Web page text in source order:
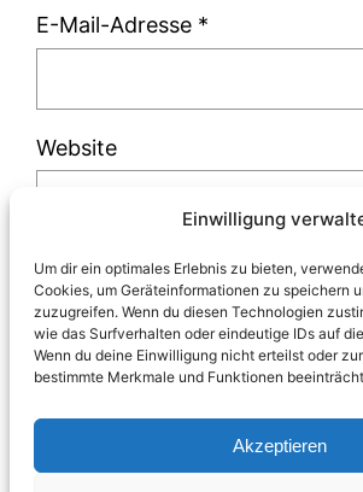
Einwilligung
Um dir ein optimales Erlebnis zu bieten,
Cookies, um Geräteinformationen zu speichern
zuzugreifen. Wenn du diesen Technologien
wie das Surfverhalten oder eindeutige IDs auf
Wenn du deine Einwilligung nicht erteilst oder
bestimmte Merkmale und Funktionen
Akzeptieren
E-Mail-Adresse *
Website
Diese Website verwendet
zu reduzieren.Erfahre, wie
Kommentardaten verarbeitet